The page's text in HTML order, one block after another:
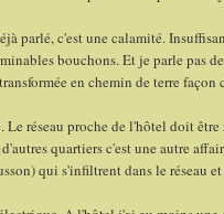
parlé, c'est une calamité.
bouchons. Et je parle pas
en chemin de terre façon
réseau proche de l'hôtel doit
quartiers c'est une autre
qui s'infiltrent dans le réseau